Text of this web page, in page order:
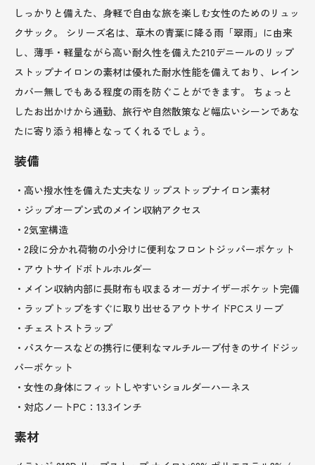
しっかりと備えた、身軽で自由な旅を楽しむ女性のためのリュッ
クサック。 シリーズ名は、草木の青葉に降る雨「翠雨」に由来
し、薄手・軽量ながら高い耐久性を備えた210デニールのリップ
ストップナイロンの素材は優れた耐水性能を備えており、レイン
カバー無しでもある程度の雨を防ぐことができます。 ちょっと
したお出かけから通勤、旅行や自然散策など幅広いシーンであな
たに寄り添う相棒となってくれるでしょう。
装備
・高い撥水性を備えた丈夫なリップストップナイロン素材
・ジップオープン式のメイン収納アクセス
・2気室構造
・2段に分かれ荷物の小分けに便利なフロントジッパーポケット
・アウトサイドボトルホルダー
・メイン収納内部に長財布も収まるオーガナイザーポケット完備
・ラップトップをすぐに取り出せるアウトサイドPCスリーブ
・チェストストラップ
・パスケースなどの携行に便利なマルチループ付きのサイドジッ
パーポケット
・女性の身体にフィットしやすいショルダーハーネス
・対応ノートPC：13.3インチ
素材